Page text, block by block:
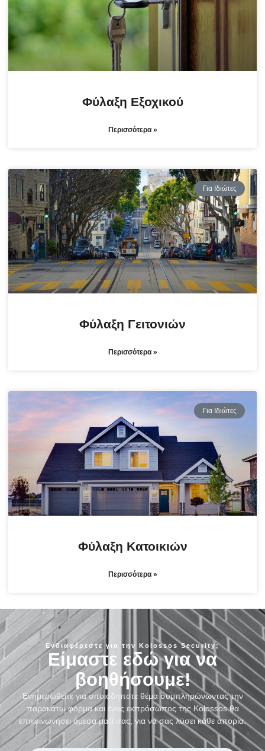
Φύλαξη Εξοχικού
Περισσότερα »
Για Ιδιώτες
Φύλαξη Γειτονιών
Περισσότερα »
Για Ιδιώτες
Φύλαξη Κατοικιών
Περισσότερα »
Ενδιαφέρεστε για την Kolossos Security;
Είμαστε εδώ για να
βοηθήσουμε!
Ενημερωθείτε για οποιοδήποτε θέμα συμπληρώνωντας την
παρακάτω φόρμα και ένας εκπρόσωπος της Kolossos θα
επικοινωνήσει άμεσα μαζί σας, για να σας λύσει κάθε απορία.